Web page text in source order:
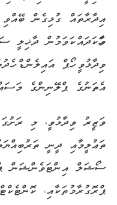
އިދާރާތައް ގުޅިގެން
ވާހަކަދައްކަވަމުން ދާޚިލީ
ވިދާޅުވީ ހޯޕް އައިލެންޑް
އެތަނުގެ ޕްލޭނިންގެ
ވަޒީރު ވިދާޅުވީ، މި
ތަޢުލީމާއި ދީނީ
ސޯޝަލް އިންޓަވެންޝަން
ޕްރޮގުރާމުތަކާއި،